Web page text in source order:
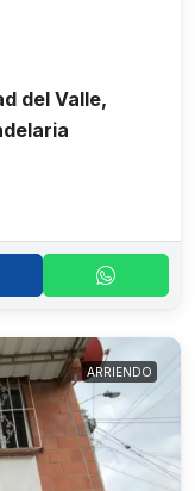
del Valle,
ARRIENDO